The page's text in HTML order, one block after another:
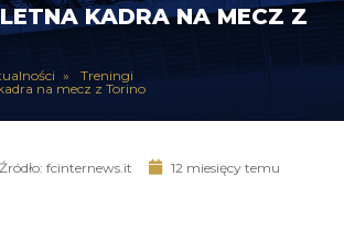
KADRA NA MECZ Z
Treningi
na mecz z Torino
Źródło: fcinternews.it 12 miesięcy temu